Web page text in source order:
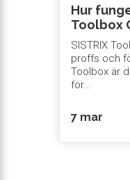
Hur
Toolbox
SISTRIX
proffs och
Toolbox är
för...
7 mar